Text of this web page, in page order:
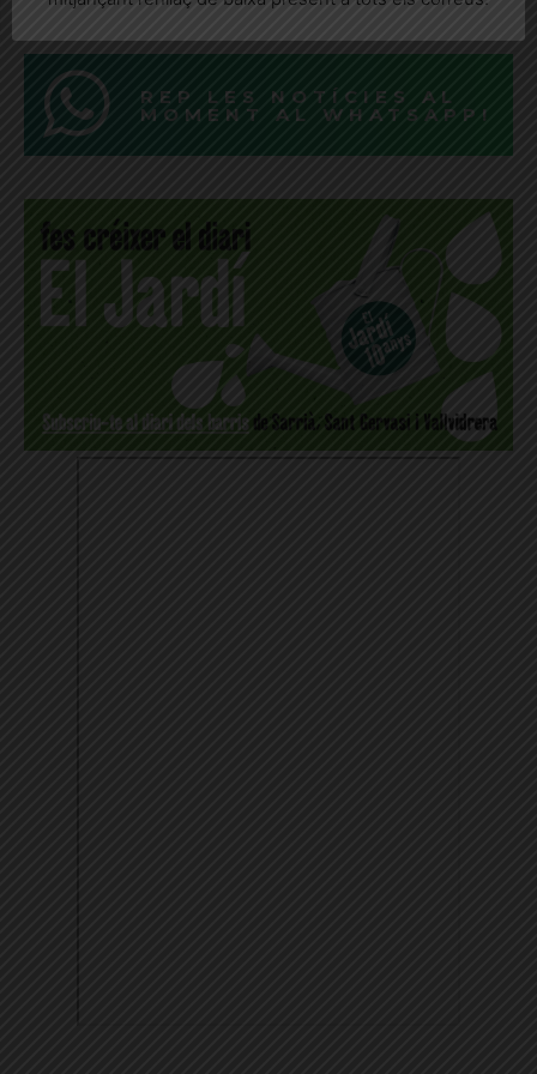
REP LES NOTÍCIES AL
MOMENT AL WHATSAPP!